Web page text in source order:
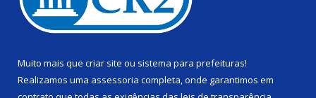
Muito mais que criar site ou sistema para prefeituras!
Realizamos uma assessoria completa, onde garantimos em